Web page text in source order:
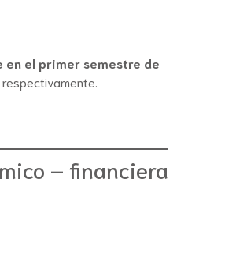
en el primer semestre de
– financiera